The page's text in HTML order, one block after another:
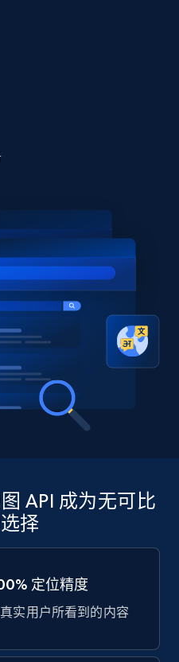
API 成为无可比
择
定位精度
实用户所看到的内容